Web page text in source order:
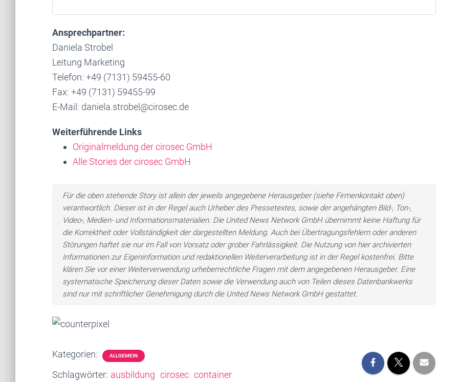
Ansprechpartner:
Daniela Strobel
Leitung Marketing
Telefon: +49 (7131) 59455-60
Fax: +49 (7131) 59455-99
E-Mail: daniela.strobel@cirosec.de
Weiterführende Links
Originalmeldung der cirosec GmbH
Alle Stories der cirosec GmbH
Für die oben stehende Story ist allein der jeweils angegebene Herausgeber (siehe Firmenkontakt oben)
verantwortlich. Dieser ist in der Regel auch Urheber des Pressetextes, sowie der angehängten Bild-, Ton-,
Video-, Medien- und Informationsmaterialien. Die United News Network GmbH übernimmt keine Haftung für
die Korrektheit oder Vollständigkeit der dargestellten Meldung. Auch bei Übertragungsfehlern oder anderen
Störungen haftet sie nur im Fall von Vorsatz oder grober Fahrlässigkeit. Die Nutzung von hier archivierten
Informationen zur Eigeninformation und redaktionellen Weiterverarbeitung ist in der Regel kostenfrei. Bitte
klären Sie vor einer Weiterverwendung urheberrechtliche Fragen mit dem angegebenen Herausgeber. Eine
systematische Speicherung dieser Daten sowie die Verwendung auch von Teilen dieses Datenbankwerks
sind nur mit schriftlicher Genehmigung durch die United News Network GmbH gestattet.
Kategorien: ALLGEMEIN
Schlagwörter: ausbildung cirosec container